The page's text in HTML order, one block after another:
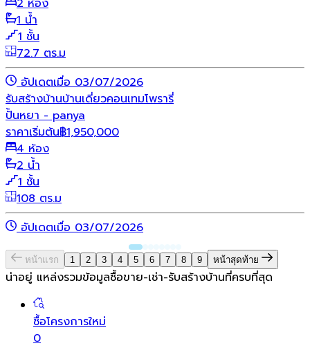
2 ห้อง
1 น้ำ
1 ชั้น
72.7 ตร.ม
อัปเดตเมื่อ 03/07/2026
รับสร้างบ้านบ้านเดี่ยวคอนเทมโพรารี่
ปั้นหยา - panya
ราคาเริ่มต้น฿1,950,000
4 ห้อง
2 น้ำ
1 ชั้น
108 ตร.ม
อัปเดตเมื่อ 03/07/2026
หน้าแรก 1 2 3 4 5 6 7 8 9 หน้าสุดท้าย
น่าอยู่ แหล่งรวมข้อมูลซื้อขาย-เช่า-รับสร้างบ้านที่ครบที่สุด
ซื้อโครงการใหม่
0